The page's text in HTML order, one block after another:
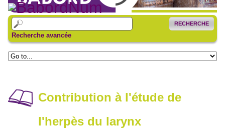
RECHERCHE
Recherche avancée
Contribution à l'étude de
l'herpès du larynx